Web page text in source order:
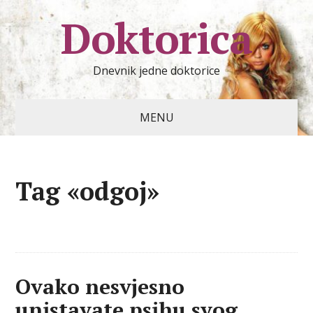
Doktorica
Dnevnik jedne doktorice
MENU
Tag «odgoj»
Ovako nesvjesno